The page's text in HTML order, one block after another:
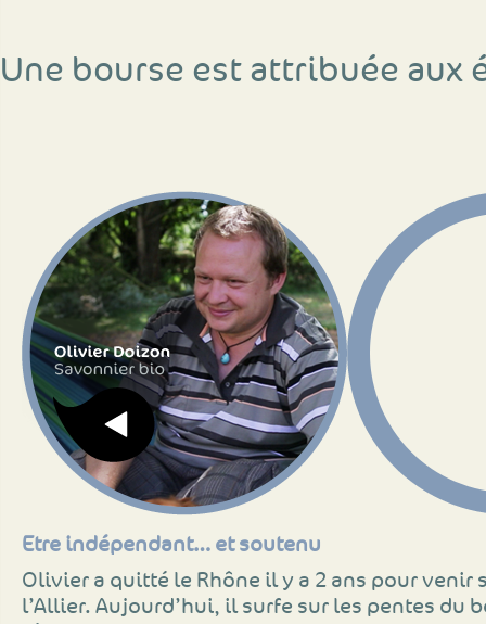
Une bourse est attribuée aux
Etre indépendant… et soutenu
Olivier a quitté le Rhône il y a 2 ans pour venir
l’Allier. Aujourd’hui, il surfe sur les pentes du